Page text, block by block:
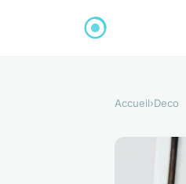
Accueil›Deco